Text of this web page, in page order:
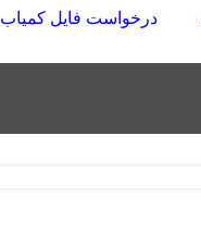
درخواست فایل کمیاب